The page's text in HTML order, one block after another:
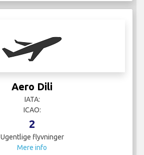
Aero Dili
IATA:
ICAO:
2
Ugentlige flyvninger
Mere info